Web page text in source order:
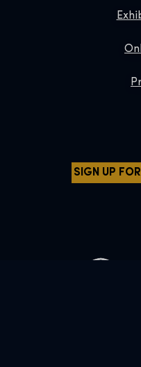
SIGN UP